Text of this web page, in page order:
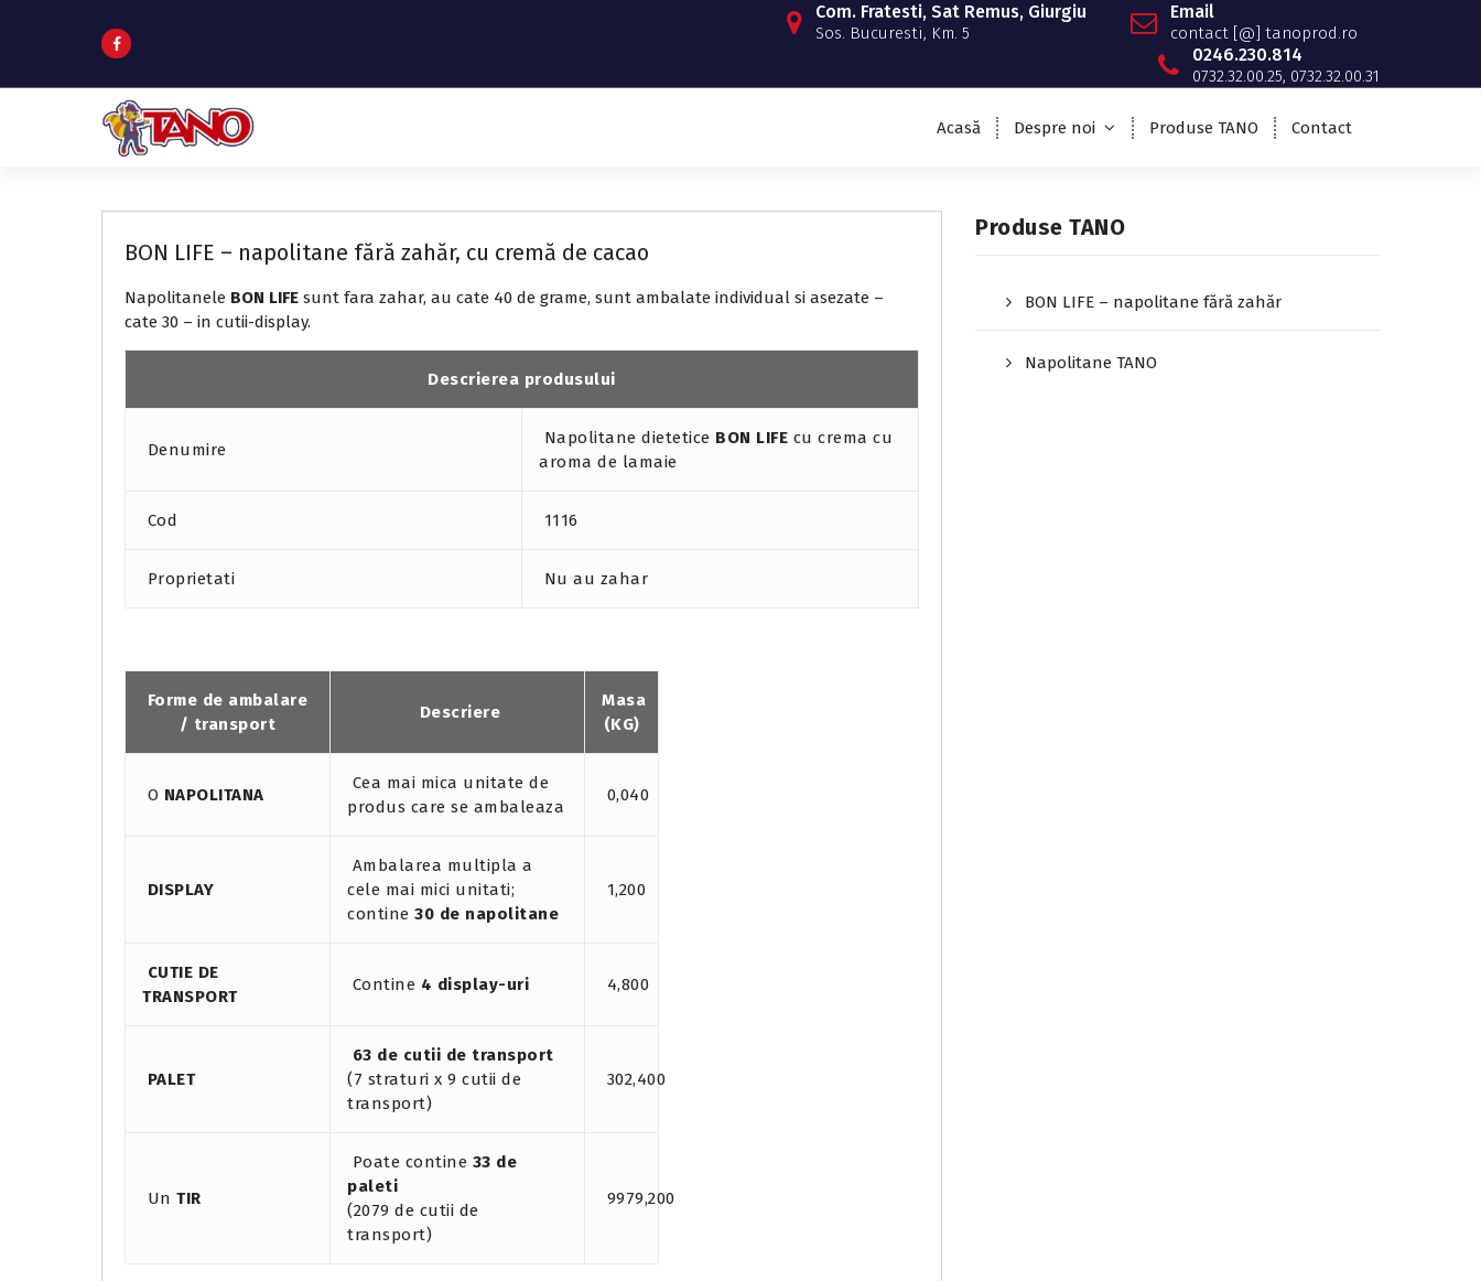
p
Com. Fratesti, Sat Remus, Giurgiu
Sos. Bucuresti, Km. 5
Email
contact [@] tanoprod.ro
0246.230.814
0732.32.00.25, 0732.32.00.31
Acasă Despre noi Produse TANO Contact
BON LIFE – napolitane fără zahăr, cu cremă de cacao
Napolitanele BON LIFE sunt fara zahar, au cate 40 de grame, sunt ambalate individual si asezate –
cate 30 – in cutii-display.
Descrierea produsului
Denumire
Napolitane dietetice BON LIFE cu crema cu
aroma de lamaie
Cod 1116
Proprietati Nu au zahar
Forme de ambalare
/ transport
Descriere
Masa
(KG)
O NAPOLITANA
Cea mai mica unitate de
produs care se ambaleaza
0,040
DISPLAY
Ambalarea multipla a
cele mai mici unitati;
contine 30 de napolitane
1,200
CUTIE DE
TRANSPORT
Contine 4 display-uri 4,800
PALET
63 de cutii de transport
(7 straturi x 9 cutii de
transport)
302,400
Un TIR
Poate contine 33 de
paleti
(2079 de cutii de
transport)
9979,200
Produse TANO
BON LIFE – napolitane fără zahăr
Napolitane TANO